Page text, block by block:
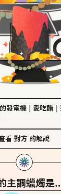
發電機 愛吃醋
看 對方 的解說
主調蠟燭是